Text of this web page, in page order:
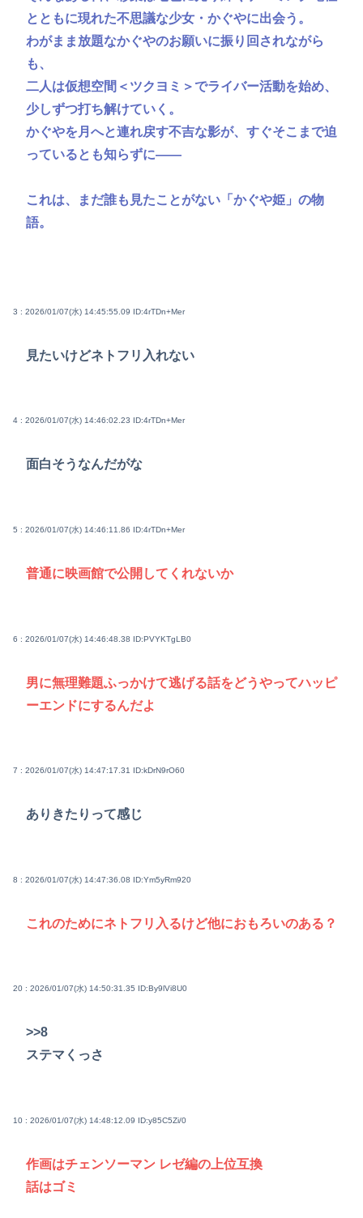
とともに現れた不思議な少女・かぐやに出会う。
わがまま放題なかぐやのお願いに振り回されながら
も、
二人は仮想空間＜ツクヨミ＞でライバー活動を始め、
少しずつ打ち解けていく。
かぐやを月へと連れ戻す不吉な影が、すぐそこまで迫
っているとも知らずに——
これは、まだ誰も見たことがない「かぐや姫」の物
語。
3 : 2026/01/07(水) 14:45:55.09 ID:4rTDn+Mer
見たいけどネトフリ入れない
4 : 2026/01/07(水) 14:46:02.23 ID:4rTDn+Mer
面白そうなんだがな
5 : 2026/01/07(水) 14:46:11.86 ID:4rTDn+Mer
普通に映画館で公開してくれないか
6 : 2026/01/07(水) 14:46:48.38 ID:PVYKTgLB0
男に無理難題ふっかけて逃げる話をどうやってハッピ
ーエンドにするんだよ
7 : 2026/01/07(水) 14:47:17.31 ID:kDrN9rO60
ありきたりって感じ
8 : 2026/01/07(水) 14:47:36.08 ID:Ym5yRm920
これのためにネトフリ入るけど他におもろいのある？
20 : 2026/01/07(水) 14:50:31.35 ID:By9lVi8U0
>>8
ステマくっさ
10 : 2026/01/07(水) 14:48:12.09 ID:y85C5Zi/0
作画はチェンソーマン レゼ編の上位互換
話はゴミ